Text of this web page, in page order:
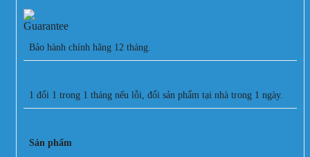
Bảo hành chính hãng 12 tháng.
1 đổi 1 trong 1 tháng nếu lỗi, đổi sản phẩm tại nhà trong 1 ngày.
Sản phẩm